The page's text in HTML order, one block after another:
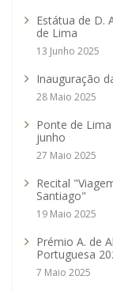
Estátua de D.
de Lima
13 Junho 2025
Inauguração
28 Maio 2025
Ponte de
junho
27 Maio 2025
Recital
Santiago"
19 Maio 2025
Prémio A. de
Portuguesa
7 Maio 2025